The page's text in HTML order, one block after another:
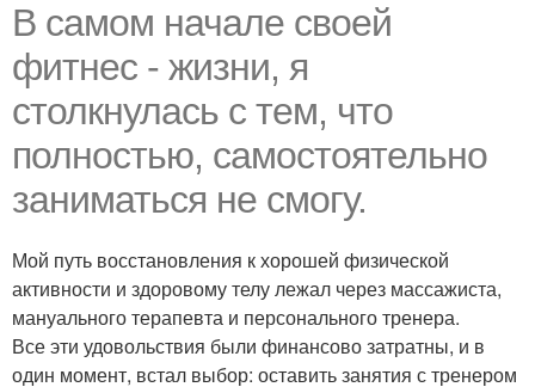
В самом начале своей
фитнес - жизни, я
столкнулась с тем, что
полностью, самостоятельно
заниматься не смогу.
Мой путь восстановления к хорошей физической
активности и здоровому телу лежал через массажиста,
мануального терапевта и персонального тренера.
Все эти удовольствия были финансово затратны, и в
один момент, встал выбор: оставить занятия с тренером